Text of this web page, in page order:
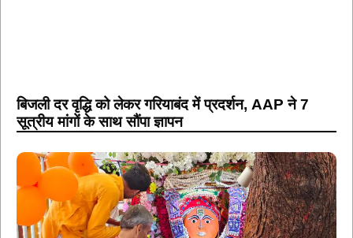
बिजली दर वृद्धि को लेकर गरियाबंद में प्रदर्शन, AAP ने 7
सूत्रीय मांगों के साथ सौंपा ज्ञापन